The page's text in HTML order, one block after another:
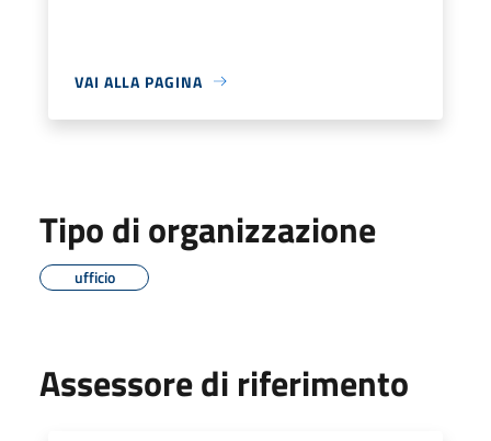
VAI ALLA PAGINA
Tipo di organizzazione
ufficio
Assessore di riferimento